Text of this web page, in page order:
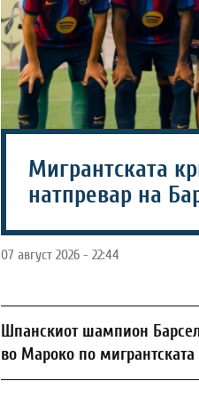
Мигрантската
натпревар на
07 август 2026 - 22:44
Шпанскиот шампион
во Мароко по мигрантската